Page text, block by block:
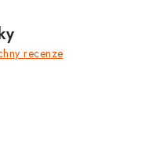
recenze